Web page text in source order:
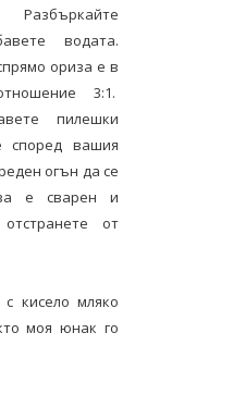
водата.
ориза е в
3:1.
пилешки
според вашия
огън да се
е сварен и
от
кисело мляко
моя юнак го